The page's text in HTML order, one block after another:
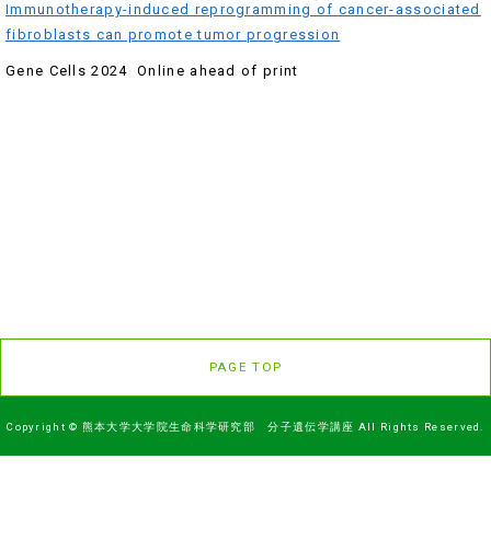
Immunotherapy-induced reprogramming of cancer-associated
fibroblasts can promote tumor progression
Gene Cells 2024 Online ahead of print
PAGE TOP
Copyright © 熊本大学大学院生命科学研究部 分子遺伝学講座 All Rights Reserved.